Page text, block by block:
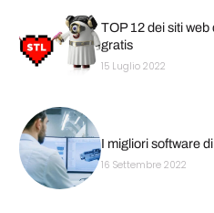
TOP 12 dei siti
gratis
15 Luglio 2022
I migliori software
16 Settembre 2022